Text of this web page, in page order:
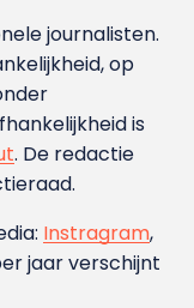
journalisten.
op
is
. De redactie
Instragram,
jaar verschijnt